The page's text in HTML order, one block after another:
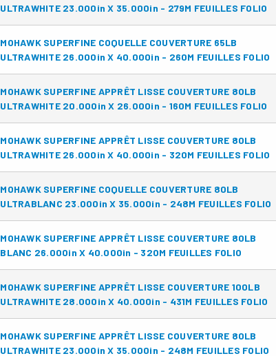
ULTRAWHITE 23.000in X 35.000in - 279M FEUILLES FOLIO
MOHAWK SUPERFINE COQUELLE COUVERTURE 65LB
ULTRAWHITE 26.000in X 40.000in - 260M FEUILLES FOLIO
MOHAWK SUPERFINE APPRÊT LISSE COUVERTURE 80LB
ULTRAWHITE 20.000in X 26.000in - 160M FEUILLES FOLIO
MOHAWK SUPERFINE APPRÊT LISSE COUVERTURE 80LB
ULTRAWHITE 26.000in X 40.000in - 320M FEUILLES FOLIO
MOHAWK SUPERFINE COQUELLE COUVERTURE 80LB
ULTRABLANC 23.000in X 35.000in - 248M FEUILLES FOLIO
MOHAWK SUPERFINE APPRÊT LISSE COUVERTURE 80LB
BLANC 26.000in X 40.000in - 320M FEUILLES FOLIO
MOHAWK SUPERFINE APPRÊT LISSE COUVERTURE 100LB
ULTRAWHITE 28.000in X 40.000in - 431M FEUILLES FOLIO
MOHAWK SUPERFINE APPRÊT LISSE COUVERTURE 80LB
ULTRAWHITE 23.000in X 35.000in - 248M FEUILLES FOLIO